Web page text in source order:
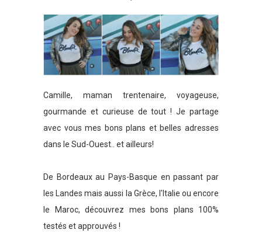
Camille, maman trentenaire, voyageuse,
gourmande et curieuse de tout ! Je partage
avec vous mes bons plans et belles adresses
dans le Sud-Ouest.. et ailleurs!
De Bordeaux au Pays-Basque en passant par
les Landes mais aussi la Grèce, l'Italie ou encore
le Maroc, découvrez mes bons plans 100%
testés et approuvés !